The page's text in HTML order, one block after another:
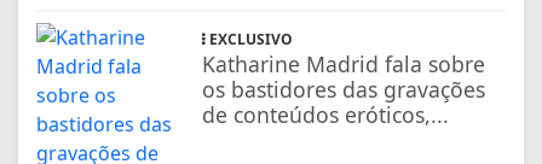
EXCLUSIVO
Katharine Madrid fala sobre
os bastidores das gravações
de conteúdos eróticos,...